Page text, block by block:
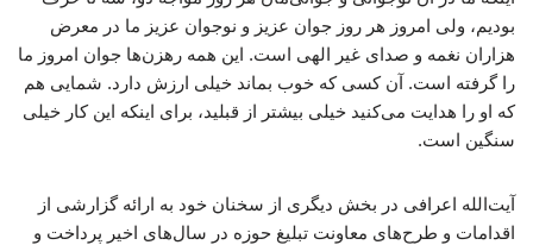
بودیم، ولی امروز هر روز جوان عزیز و نوجوان عزیز ما در معرض
هزاران نغمه و صدای غیر الهی است. این همه رهزن‌ها جوان امروز ما
را گرفته است. آن کسی که خوب بماند خیلی ارزش دارد. شمایی هم
که او را هدایت می‌کنید خیلی بیشتر از قبلید، برای اینکه این کار خیلی
سنگین است.
آیت‌الله اعرافی در بخش دیگری از سخنان خود به ارائه گزارشی از
اقدامات و طرح‌های معاونت تبلیغ حوزه در سال‌های اخیر پرداخت و